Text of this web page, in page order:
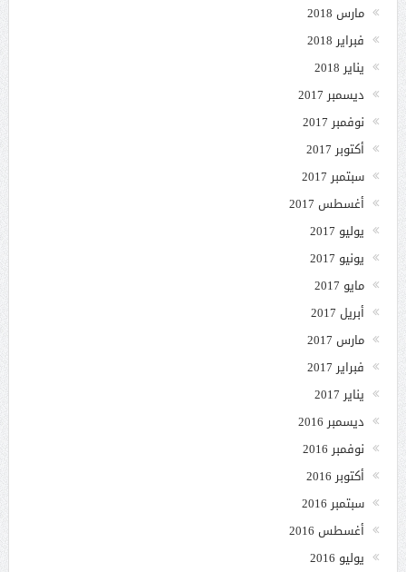
مارس 2018
فبراير 2018
يناير 2018
ديسمبر 2017
نوفمبر 2017
أكتوبر 2017
سبتمبر 2017
أغسطس 2017
يوليو 2017
يونيو 2017
مايو 2017
أبريل 2017
مارس 2017
فبراير 2017
يناير 2017
ديسمبر 2016
نوفمبر 2016
أكتوبر 2016
سبتمبر 2016
أغسطس 2016
يوليو 2016